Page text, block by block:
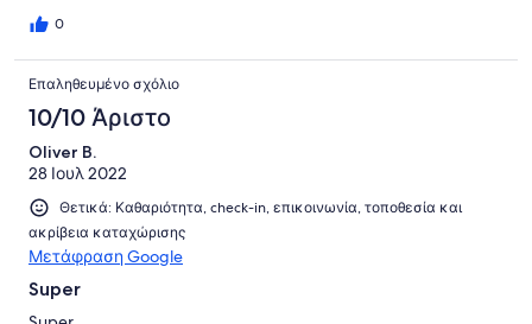
0
Επαληθευμένο σχόλιο
10/10 Άριστο
Oliver B.
28 Ιουλ 2022
Θετικά: Καθαριότητα, check-in, επικοινωνία, τοποθεσία και
ακρίβεια καταχώρισης
Μετάφραση Google
Super